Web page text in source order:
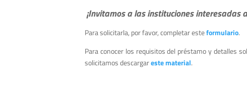
¡Invitamos a las instituciones interesadas
Para solicitarla, por favor, completar esteformulario.
Para conocer los requisitos del préstamo y detalles
solicitamos descargareste material.